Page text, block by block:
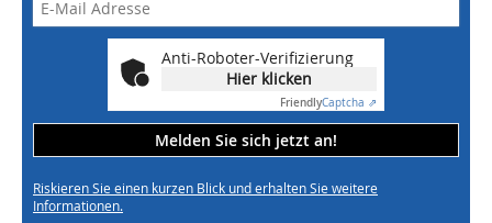
Anti-Roboter-Verifizierung
Hier klicken
FriendlyCaptcha ⇗
Melden Sie sich jetzt an!
Riskieren Sie einen kurzen Blick und erhalten Sie weitere
Informationen.